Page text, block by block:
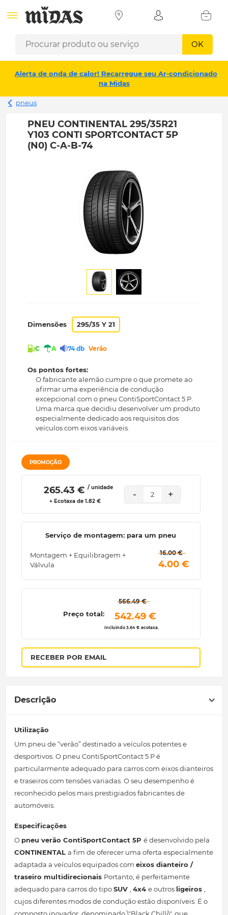
OK
Alerta de onda de calor! Recarregue seu Ar-condicionado
na Midas
pneus
PNEU CONTINENTAL 295/35R21
Y103 CONTI SPORTCONTACT 5P
(N0) C-A-B-74
Dimensões 295/35 Y 21
C A 74 db Verão
Os pontos fortes:
O fabricante alemão cumpre o que promete ao
afirmar uma experiência de condução
excepcional com o pneu ContiSportContact 5 P.
Uma marca que decidiu desenvolver um produto
especialmente dedicado aos requisitos dos
veículos com eixos variáveis.
PROMOÇÃO
265.43 € / unidade
+ Ecotaxa de 1.82 €
- 2 +
Serviço de montagem: para um pneu
Montagem + Equilibragem +
Válvula
16.00 €
4.00 €
Preço total:
566.49 €
542.49 €
Incluindo 3.64 € ecotaxa.
RECEBER POR EMAIL
Descrição
Utilização
Um pneu de “verão” destinado a veículos potentes e
desportivos. O pneu ContiSportContact 5 P é
particularmente adequado para carros com eixos dianteiros
e traseiros com tensões variadas. O seu desempenho é
reconhecido pelos mais prestigiados fabricantes de
automóveis.
Especificações
O pneu verão ContiSportContact 5P é desenvolvido pela
CONTINENTAL a fim de oferecer uma oferta especialmente
adaptada a veículos equipados com eixos dianteiro /
traseiro multidirecionais Portanto, é perfeitamente
adequado para carros do tipoSUV , 4x4 e outros ligeiros ,
cujos diferentes modos de condução estão disponíveis. É o